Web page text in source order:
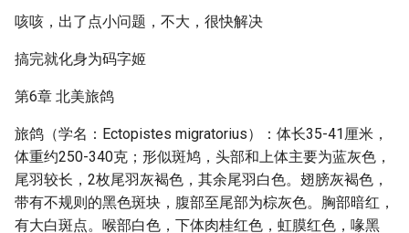
咳咳，出了点小问题，不大，很快解决
搞完就化身为码字姬
第6章 北美旅鸽
旅鸽（学名：Ectopistes migratorius）：体长35-41厘米，
体重约250-340克；形似斑鸠，头部和上体主要为蓝灰色，
尾羽较长，2枚尾羽灰褐色，其余尾羽白色。翅膀灰褐色，
带有不规则的黑色斑块，腹部至尾部为棕灰色。胸部暗红，
有大白斑点。喉部白色，下体肉桂红色，虹膜红色，喙黑